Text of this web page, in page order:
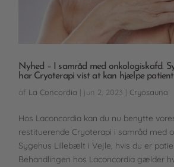
Nyhed – I samråd med onkologiskafd.
har Cryoterapi vist at kan hjælpe
af La Concordia | jun 2, 2023 | Cryosauna
Hos Laconcordia kan du nu benytte
restituerende Cryoterapi i samråd med
Sygehus Lillebælt i Vejle, hvis du er
Behandlingen hos Laconcordia gælder